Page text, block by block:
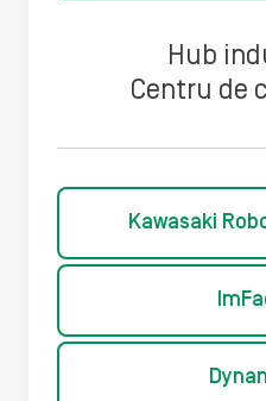
Hub
Centru de
Kawasaki